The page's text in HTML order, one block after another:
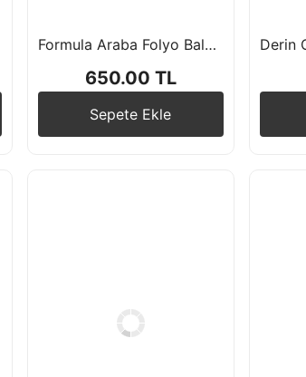
Formula Araba Folyo Balon Zincir Seti Yarış Temalı Doğum Günü Balon Seti
650.00 TL
Sepete Ekle